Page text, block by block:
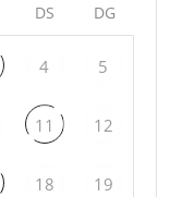
DS DG
4 5
11 12
18 19